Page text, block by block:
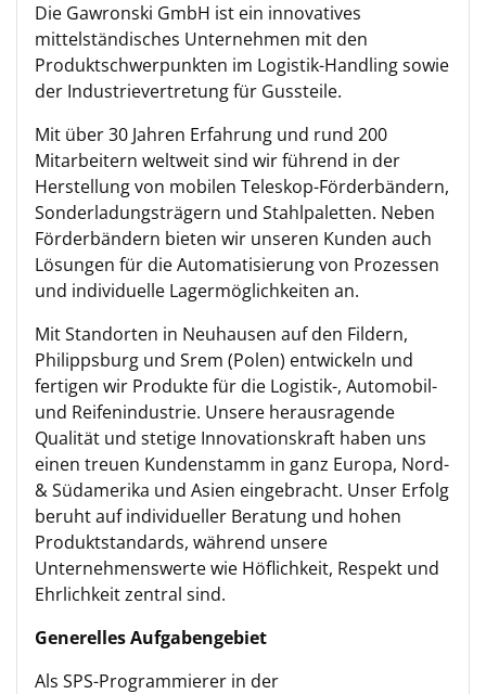
Die Gawronski GmbH ist ein innovatives
mittelständisches Unternehmen mit den
Produktschwerpunkten im Logistik-Handling sowie
der Industrievertretung für Gussteile.
Mit über 30 Jahren Erfahrung und rund 200
Mitarbeitern weltweit sind wir führend in der
Herstellung von mobilen Teleskop-Förderbändern,
Sonderladungsträgern und Stahlpaletten. Neben
Förderbändern bieten wir unseren Kunden auch
Lösungen für die Automatisierung von Prozessen
und individuelle Lagermöglichkeiten an.
Mit Standorten in Neuhausen auf den Fildern,
Philippsburg und Srem (Polen) entwickeln und
fertigen wir Produkte für die Logistik-, Automobil-
und Reifenindustrie. Unsere herausragende
Qualität und stetige Innovationskraft haben uns
einen treuen Kundenstamm in ganz Europa, Nord-
& Südamerika und Asien eingebracht. Unser Erfolg
beruht auf individueller Beratung und hohen
Produktstandards, während unsere
Unternehmenswerte wie Höflichkeit, Respekt und
Ehrlichkeit zentral sind.
Generelles Aufgabengebiet
Als SPS-Programmierer in der